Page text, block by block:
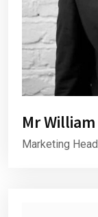
Mr William
Marketing Head